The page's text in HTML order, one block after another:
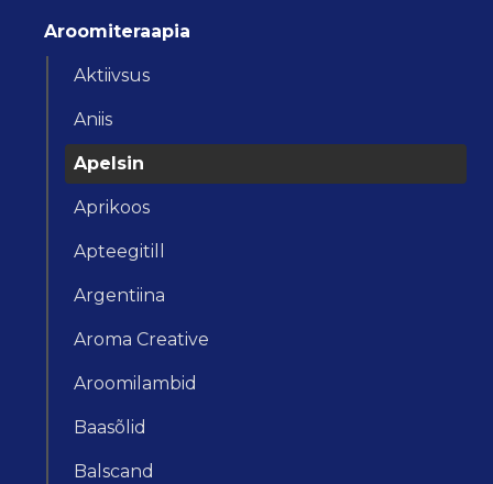
Aroomiteraapia
Aktiivsus
Aniis
Apelsin
Aprikoos
Apteegitill
Argentiina
Aroma Creative
Aroomilambid
Baasõlid
Balscand